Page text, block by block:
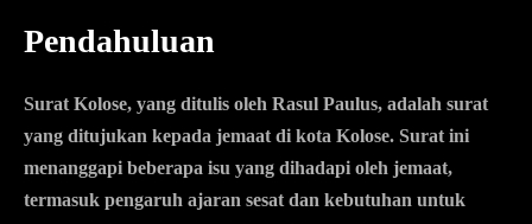
Pendahuluan
Surat Kolose, yang ditulis oleh Rasul Paulus, adalah surat
yang ditujukan kepada jemaat di kota Kolose. Surat ini
menanggapi beberapa isu yang dihadapi oleh jemaat,
termasuk pengaruh ajaran sesat dan kebutuhan untuk